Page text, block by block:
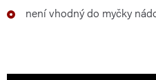
není vhodný do myčky